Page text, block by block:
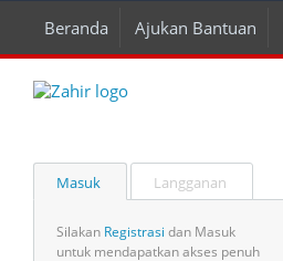
Beranda Ajukan Bantuan
Masuk Langganan
Silakan Registrasi dan Masuk
untuk mendapatkan akses penuh